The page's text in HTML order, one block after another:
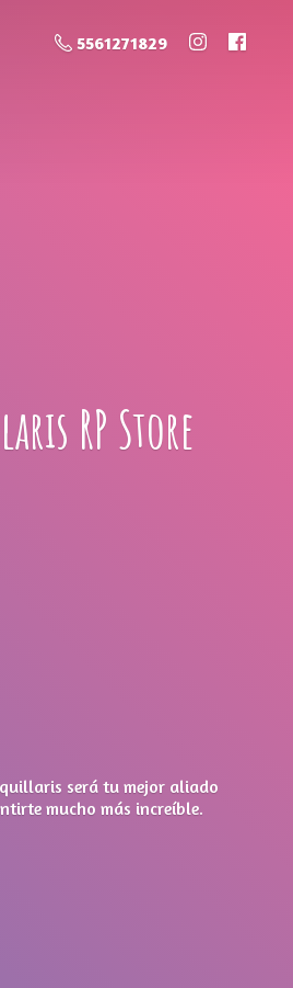
5561271829
RP Store
será tu mejor aliado
mucho más increíble.